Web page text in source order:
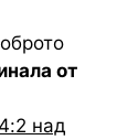
от
над